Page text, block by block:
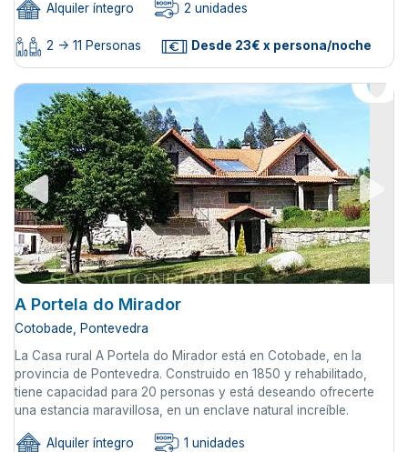
Alquiler íntegro 2 unidades
2 -> 11 Personas Desde 23€ x persona/noche
A Portela do Mirador
Cotobade, Pontevedra
La Casa rural A Portela do Mirador está en Cotobade, en la
provincia de Pontevedra. Construido en 1850 y rehabilitado,
tiene capacidad para 20 personas y está deseando ofrecerte
una estancia maravillosa, en un enclave natural increíble.
Alquiler íntegro 1 unidades